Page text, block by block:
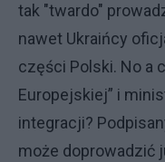
tak "twardo"
nawet Ukraińcy
części Polski. No a
Europejskiej” i
integracji?
może doprowadzić